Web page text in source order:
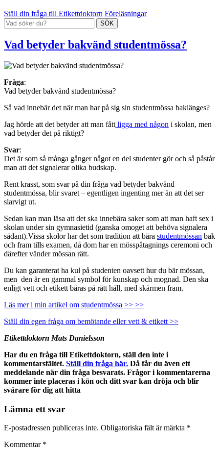
Ställ din fråga till Etikettdoktorn Föreläsningar
Vad betyder bakvänd studentmössa?
Fråga:
Vad betyder bakvänd studentmössa?
Så vad innebär det när man har på sig sin studentmössa baklänges?
Jag hörde att det betyder att man fått ligga med någon i skolan, men
vad betyder det på riktigt?
Svar:
Det är som så många gånger något en del studenter gör och så påstår
man att det signalerar olika budskap.
Rent krasst, som svar på din fråga vad betyder bakvänd
studentmössa, blir svaret – egentligen ingenting mer än att det ser
slarvigt ut.
Sedan kan man läsa att det ska innebära saker som att man haft sex i
skolan under sin gymnasietid (ganska omoget att behöva signalera
sådant).Vissa skolor har det som tradition att bära studentmössan bak
och fram tills examen, då dom har en mösspåtagnings ceremoni och
därefter vänder mössan rätt.
Du kan garanterat ha kul på studenten oavsett hur du bär mössan,
men den är en gammal symbol för kunskap och mognad. Den ska
enligt vett och etikett bäras på rätt håll, med skärmen fram.
Läs mer i min artikel om studentmössa >> >>
Ställ din egen fråga om bemötande eller vett & etikett >>
Etikettdoktorn Mats Danielsson
Har du en fråga till Etikettdoktorn, ställ den inte i
kommentarsfältet. Ställ din fråga här. Då får du även ett
meddelande när din fråga besvarats. Frågor i kommentarerna
kommer inte placeras i kön och ditt svar kan dröja och blir
svårare för dig att hitta
Lämna ett svar
E-postadressen publiceras inte. Obligatoriska fält är märkta *
Kommentar *